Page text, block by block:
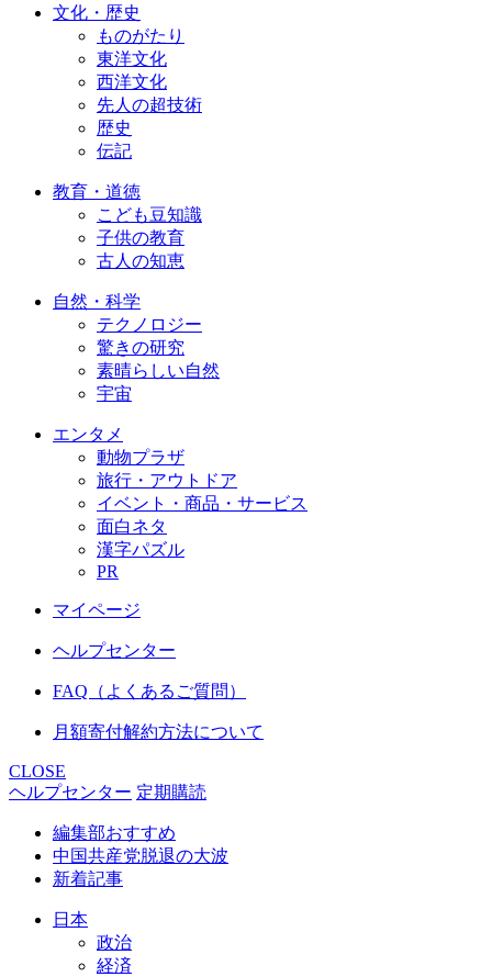
文化・歴史
ものがたり
東洋文化
西洋文化
先人の超技術
歴史
伝記
教育・道徳
こども豆知識
子供の教育
古人の知恵
自然・科学
テクノロジー
驚きの研究
素晴らしい自然
宇宙
エンタメ
動物プラザ
旅行・アウトドア
イベント・商品・サービス
面白ネタ
漢字パズル
PR
マイページ
ヘルプセンター
FAQ（よくあるご質問）
月額寄付解約方法について
CLOSE
ヘルプセンター 定期購読
編集部おすすめ
中国共産党脱退の大波
新着記事
日本
政治
経済